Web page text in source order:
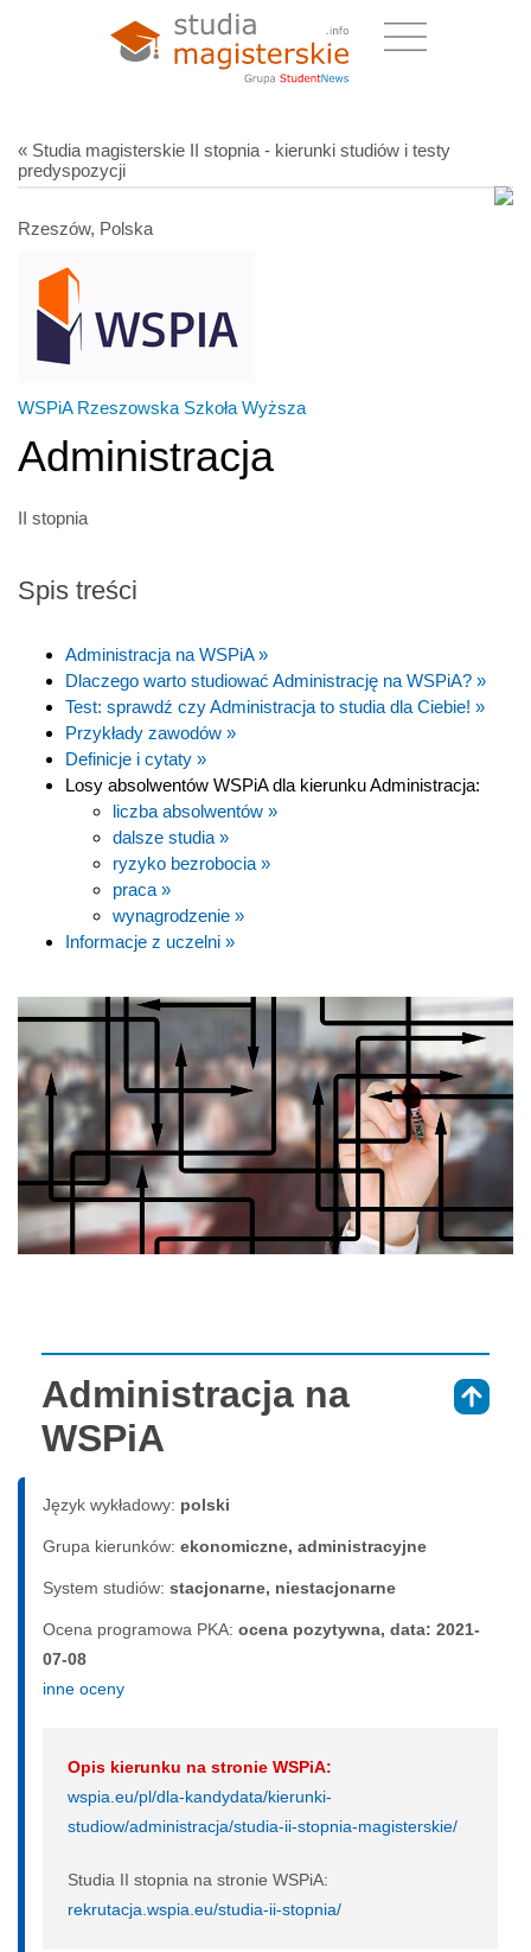
« Studia magisterskie II stopnia - kierunki studiów i testy
predyspozycji
Rzeszów, Polska
WSPiA Rzeszowska Szkoła Wyższa
Administracja
II stopnia
Spis treści
Administracja na WSPiA »
Dlaczego warto studiować Administrację na WSPiA? »
Test: sprawdź czy Administracja to studia dla Ciebie! »
Przykłady zawodów »
Definicje i cytaty »
Losy absolwentów WSPiA dla kierunku Administracja:
liczba absolwentów »
dalsze studia »
ryzyko bezrobocia »
praca »
wynagrodzenie »
Informacje z uczelni »
Administracja na
WSPiA
Język wykładowy: polski
Grupa kierunków: ekonomiczne, administracyjne
System studiów: sta­cjo­nar­ne, nie­sta­cjo­nar­ne
Ocena programowa PKA: ocena pozytywna, data: 2021-
07-08
inne oceny
Opis kierunku na stronie WSPiA:
wspia.eu/pl/dla-kandydata/kierunki-
studiow/administracja/studia-ii-stopnia-magisterskie/
Studia II stopnia na stronie WSPiA:
rekrutacja.wspia.eu/studia-ii-stopnia/